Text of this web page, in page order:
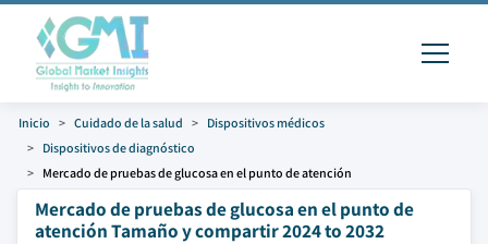
Inicio Cuidado de la salud
Dispositivos médicos
Dispositivos de diagnóstico
Mercado de pruebas de glucosa en el punto de atención
Mercado de pruebas de glucosa en el punto de
atención Tamaño y compartir 2024 to 2032